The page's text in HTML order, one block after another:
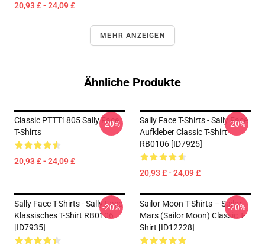
20,93 £ - 24,09 £
MEHR ANZEIGEN
Ähnliche Produkte
Classic PTTT1805 Sally Face
T-Shirts
20,93 £ - 24,09 £
-20%
Sally Face T-Shirts - Sally Face
Aufkleber Classic T-Shirt
RB0106 [ID7925]
20,93 £ - 24,09 £
-20%
Sally Face T-Shirts - Sally Face
Klassisches T-Shirt RB0106
[ID7935]
-20%
Sailor Moon T-Shirts – Sailor
Mars (Sailor Moon) Classic T-
Shirt [ID12228]
-20%